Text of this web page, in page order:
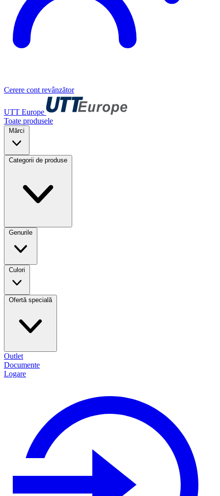
Cerere cont revânzător
UTT Europe
Toate produsele
Mărci
Categorii de produse
Genurile
Culori
Ofertă specială
Outlet
Documente
Logare